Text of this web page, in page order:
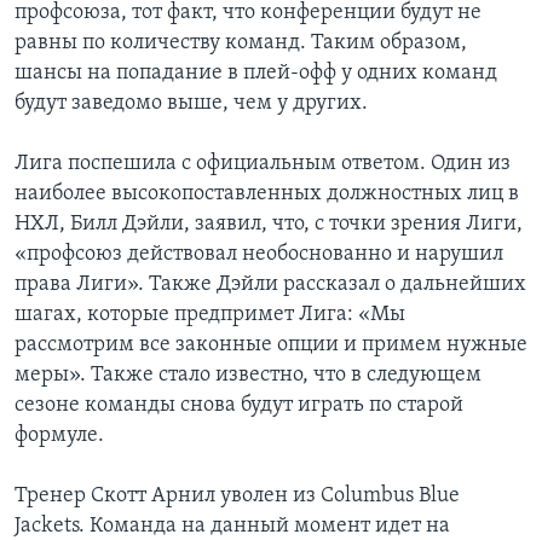
профсоюза, тот факт, что конференции будут не
равны по количеству команд. Таким образом,
шансы на попадание в плей-офф у одних команд
будут заведомо выше, чем у других.
Лига поспешила с официальным ответом. Один из
наиболее высокопоставленных должностных лиц в
НХЛ, Билл Дэйли, заявил, что, с точки зрения Лиги,
«профсоюз действовал необоснованно и нарушил
права Лиги». Также Дэйли рассказал о дальнейших
шагах, которые предпримет Лига: «Мы
рассмотрим все законные опции и примем нужные
меры». Также стало известно, что в следующем
сезоне команды снова будут играть по старой
формуле.
Тренер Скотт Арнил уволен из Columbus Blue
Jackets. Команда на данный момент идет на